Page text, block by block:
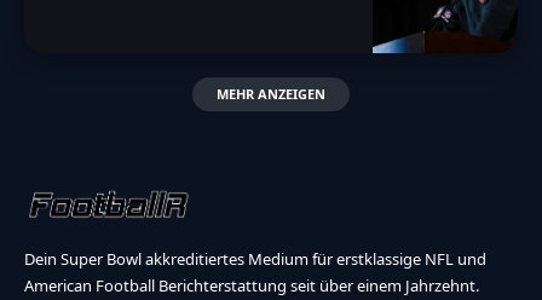
MEHR ANZEIGEN
Dein Super Bowl akkreditiertes Medium für erstklassige NFL und
American Football Berichterstattung seit über einem Jahrzehnt.